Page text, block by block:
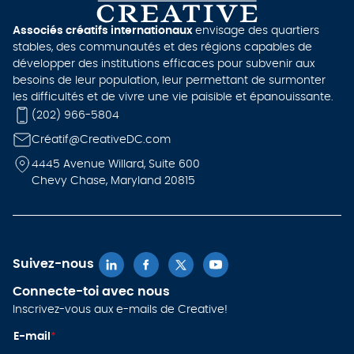
Associés créatifs internationaux envisage des quartiers
stables, des communautés et des régions capables de
développer des institutions efficaces pour subvenir aux
besoins de leur population, leur permettant de surmonter
les difficultés et de vivre une vie paisible et épanouissante.
(202) 966-5804
Créatif@CreativeDC.com
4445 Avenue Willard, Suite 600
Chevy Chase, Maryland 20815
Suivez-nous
Connecte-toi avec nous
Inscrivez-vous aux e-mails de Creative!
m
E-mail *